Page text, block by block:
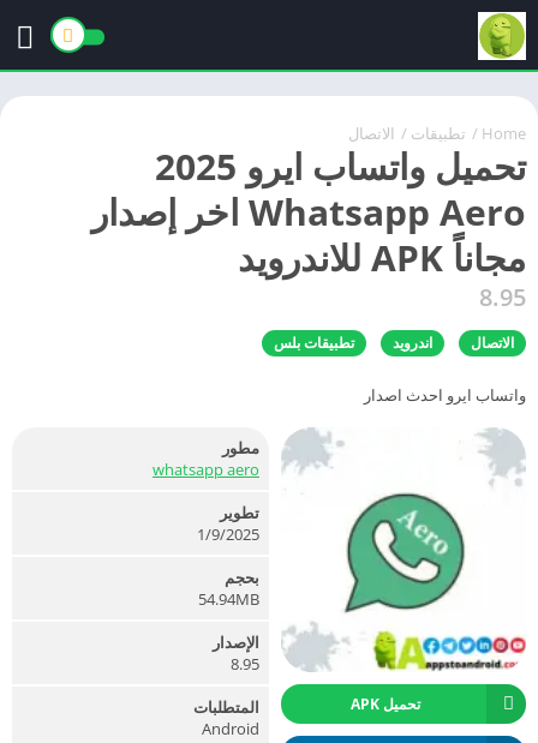
Home
/ تطبيقات / الاتصال
تحميل واتساب ايرو 2025
Whatsapp Aero اخر إصدار
مجاناً APK للاندرويد
8.95
الاتصال اندرويد تطبيقات بلس
واتساب ايرو احدث اصدار
تحميل APK
مطور
whatsapp aero
تطوير
1/9/2025
بحجم
54.94MB
الإصدار
8.95
المتطلبات
Android